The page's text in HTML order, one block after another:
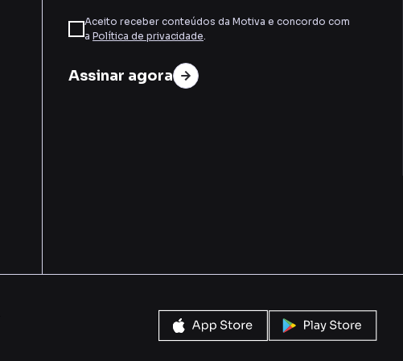
Aceito receber conteúdos da Motiva e concordo com
a Política de privacidade.
Assinar agora